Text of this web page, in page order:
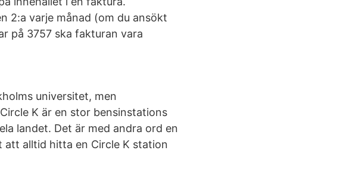
2:a varje månad (om du ansökt
på 3757 ska fakturan vara
universitet, men
K är en stor bensinstations
landet. Det är med andra ord en
att alltid hitta en Circle K station